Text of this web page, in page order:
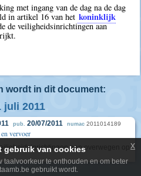
met ingang van de dag na de dag
in artikel 16 van het koninklijk
de veiligheidsinrichtingen aan
wordt in dit document:
juli 2011
pub. 20/07/2011 numac 2011014189
vervoer
aan overwegen op
gebruik van cookies
taalvoorkeur te onthouden en om beter
gebruikt wordt.
x